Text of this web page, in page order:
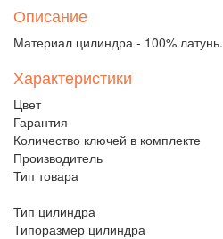
Описание
Материал цилиндра - 100% латунь.
Характеристики
Цвет
Гарантия
Количество ключей в комплекте
Производитель
Тип товара
Тип цилиндра
Типоразмер цилиндра